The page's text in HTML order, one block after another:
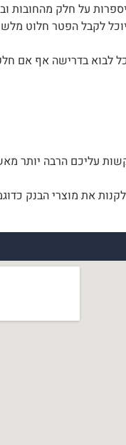
על חלק מהחובות
לקבל הפטר חלוט
לבוא בדרישה אף אם
עליכם הרבה יותר
את מוצרי הבנק